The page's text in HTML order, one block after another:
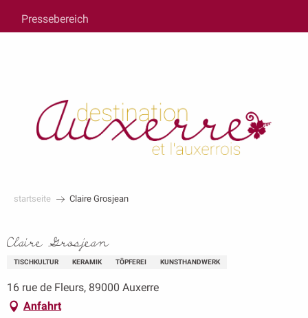
contenu
principal
Pressebereich
startseite Claire Grosjean
Claire Grosjean
TISCHKULTUR KERAMIK TÖPFEREI KUNSTHANDWERK
16 rue de Fleurs, 89000 Auxerre
Anfahrt